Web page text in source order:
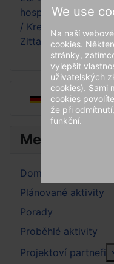
Zvolte jazyk
Menu
Domácí stránka
Plánované aktivity
Porady
Proběhlé aktivity
Projektoví partneři
hospodářství a
/
Zittau-Liberec 2026
We use
Na naší
cookies.
stránky,
vylepšit
uživatelských
cookies). Sami
cookies
že při
funkční.